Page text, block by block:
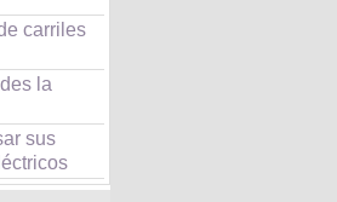
carriles
la
sus